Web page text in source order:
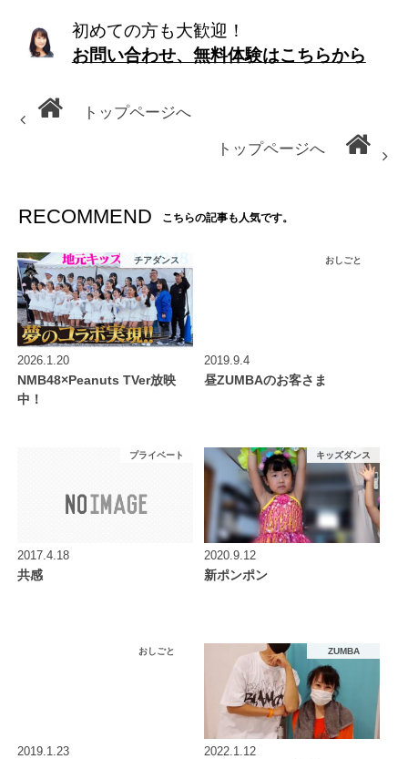
初めての方も大歓迎！
お問い合わせ、無料体験はこちらから
トップページへ
トップページへ
RECOMMEND こちらの記事も人気です。
チアダンス
2026.1.20
NMB48×Peanuts TVer放映
中！
おしごと
2019.9.4
昼ZUMBAのお客さま
プライベート
2017.4.18
共感
キッズダンス
2020.9.12
新ポンポン
おしごと
2019.1.23
ZUMBA
2022.1.12